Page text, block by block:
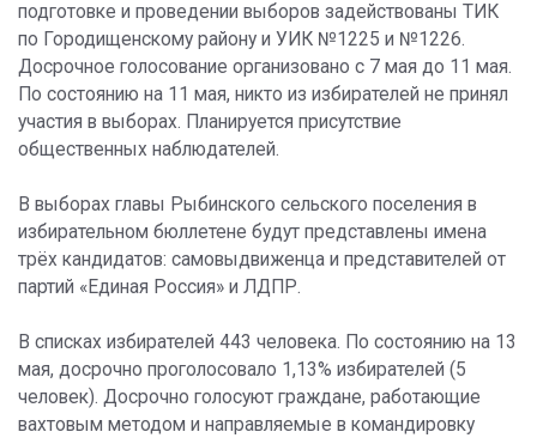
подготовке и проведении выборов задействованы ТИК
по Городищенскому району и УИК №1225 и №1226.
Досрочное голосование организовано с 7 мая до 11 мая.
По состоянию на 11 мая, никто из избирателей не принял
участия в выборах. Планируется присутствие
общественных наблюдателей.
В выборах главы Рыбинского сельского поселения в
избирательном бюллетене будут представлены имена
трёх кандидатов: самовыдвиженца и представителей от
партий «Единая Россия» и ЛДПР.
В списках избирателей 443 человека. По состоянию на 13
мая, досрочно проголосовало 1,13% избирателей (5
человек). Досрочно голосуют граждане, работающие
вахтовым методом и направляемые в командировку